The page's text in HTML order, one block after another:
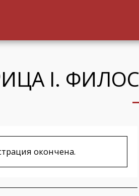
I.
окончена.